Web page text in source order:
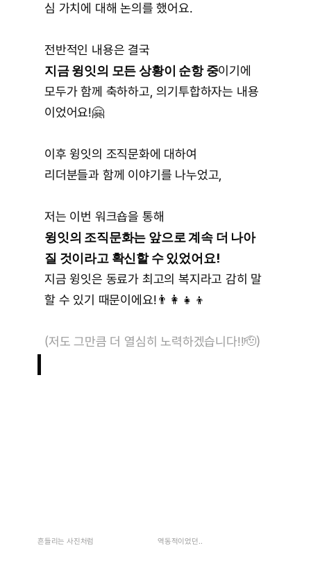
심 가치에 대해 논의를 했어요.
전반적인 내용은 결국
지금 윙잇의 모든 상황이 순항 중이기에
모두가 함께 축하하고, 의기투합하자는 내용
이었어요!🤗
이후 윙잇의 조직문화에 대하여
리더분들과 함께 이야기를 나누었고,
저는 이번 워크숍을 통해
윙잇의 조직문화는 앞으로 계속 더 나아
질 것이라고 확신할 수 있었어요!
지금 윙잇은 동료가 최고의 복지라고 감히 말
할 수 있기 때문이에요!👨‍👩‍👧‍👦
(저도 그만큼 더 열심히 노력하겠습니다!!🫡)
흔들리는 사진처럼 역동적이었던..